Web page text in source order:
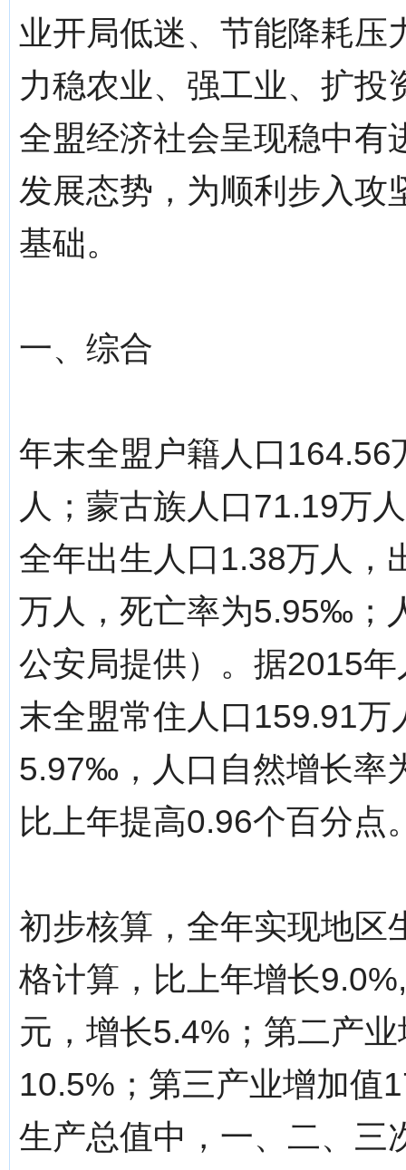
业开局低迷、节能降耗压
力稳农业、强工业、扩投
全盟经济社会呈现稳中有
发展态势，为顺利步入攻
基础。
一、综合
年末全盟户籍人口
人；蒙古族人口71.19万
全年出生人口1.38万人
万人，死亡率为5.95‰；
公安局提供）。据2015
末全盟常住人口159.91
5.97‰，人口自然增长率
比上年提高0.96个百分点
初步核算，全年实现地区
格计算，比上年增长
元，增长5.4%；第二产
10.5%；第三产业增加值
生产总值中，一、二、三